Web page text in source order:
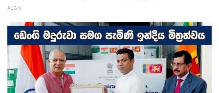
AUG 6